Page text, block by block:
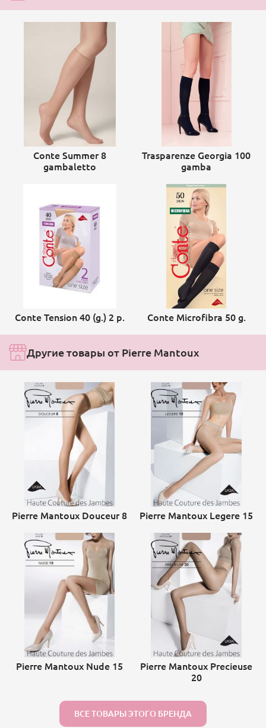
Conte Summer 8
gambaletto
Trasparenze Georgia 100
gamba
Conte Tension 40 (g.) 2 р. Conte Microfibra 50 g.
Другие товары от Pierre Mantoux
Pierre Mantoux Douceur 8 Pierre Mantoux Legere 15
Pierre Mantoux Nude 15
Pierre Mantoux Precieuse
20
ВСЕ ТОВАРЫ ЭТОГО БРЕНДА